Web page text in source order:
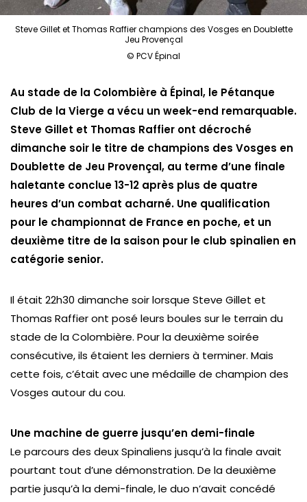
Steve Gillet et Thomas Raffier champions des Vosges en Doublette
Jeu Provençal
© PCV Épinal
Au stade de la Colombière à Épinal, le Pétanque
Club de la Vierge a vécu un week-end remarquable.
Steve Gillet et Thomas Raffier ont décroché
dimanche soir le titre de champions des Vosges en
Doublette de Jeu Provençal, au terme d’une finale
haletante conclue 13-12 après plus de quatre
heures d’un combat acharné. Une qualification
pour le championnat de France en poche, et un
deuxième titre de la saison pour le club spinalien en
catégorie senior.
Il était 22h30 dimanche soir lorsque Steve Gillet et
Thomas Raffier ont posé leurs boules sur le terrain du
stade de la Colombière. Pour la deuxième soirée
consécutive, ils étaient les derniers à terminer. Mais
cette fois, c’était avec une médaille de champion des
Vosges autour du cou.
Une machine de guerre jusqu’en demi-finale
Le parcours des deux Spinaliens jusqu’à la finale avait
pourtant tout d’une démonstration. De la deuxième
partie jusqu’à la demi-finale, le duo n’avait concédé